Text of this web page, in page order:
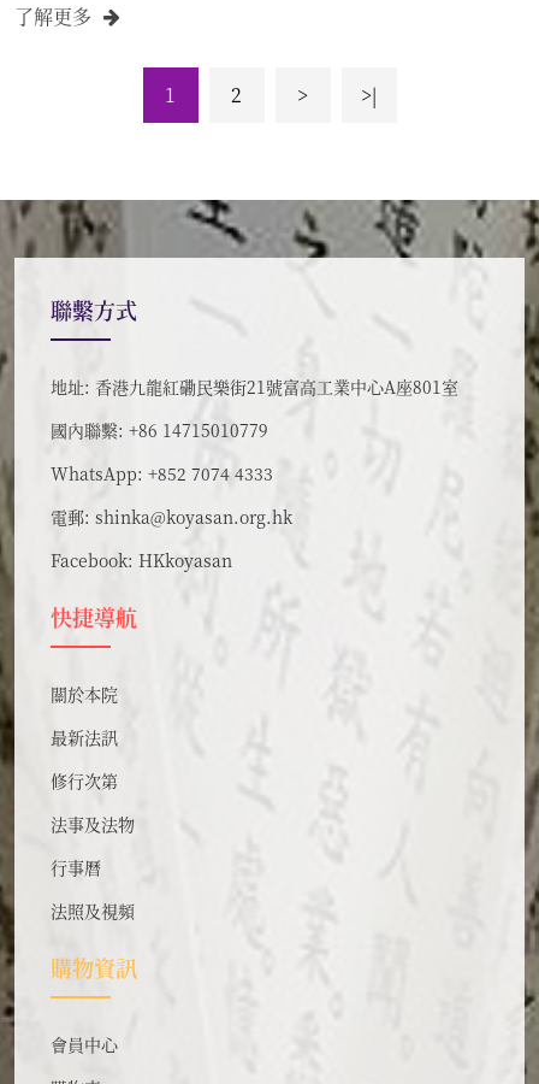
了解更多
1 2 > >|
聯繫方式
地址: 香港九龍紅磡民樂街21號富高工業中心A座801室
國內聯繫: +86 14715010779
WhatsApp: +852 7074 4333
電郵: shinka@koyasan.org.hk
Facebook: HKkoyasan
快捷導航
關於本院
最新法訊
修行次第
法事及法物
行事曆
法照及視頻
購物資訊
會員中心